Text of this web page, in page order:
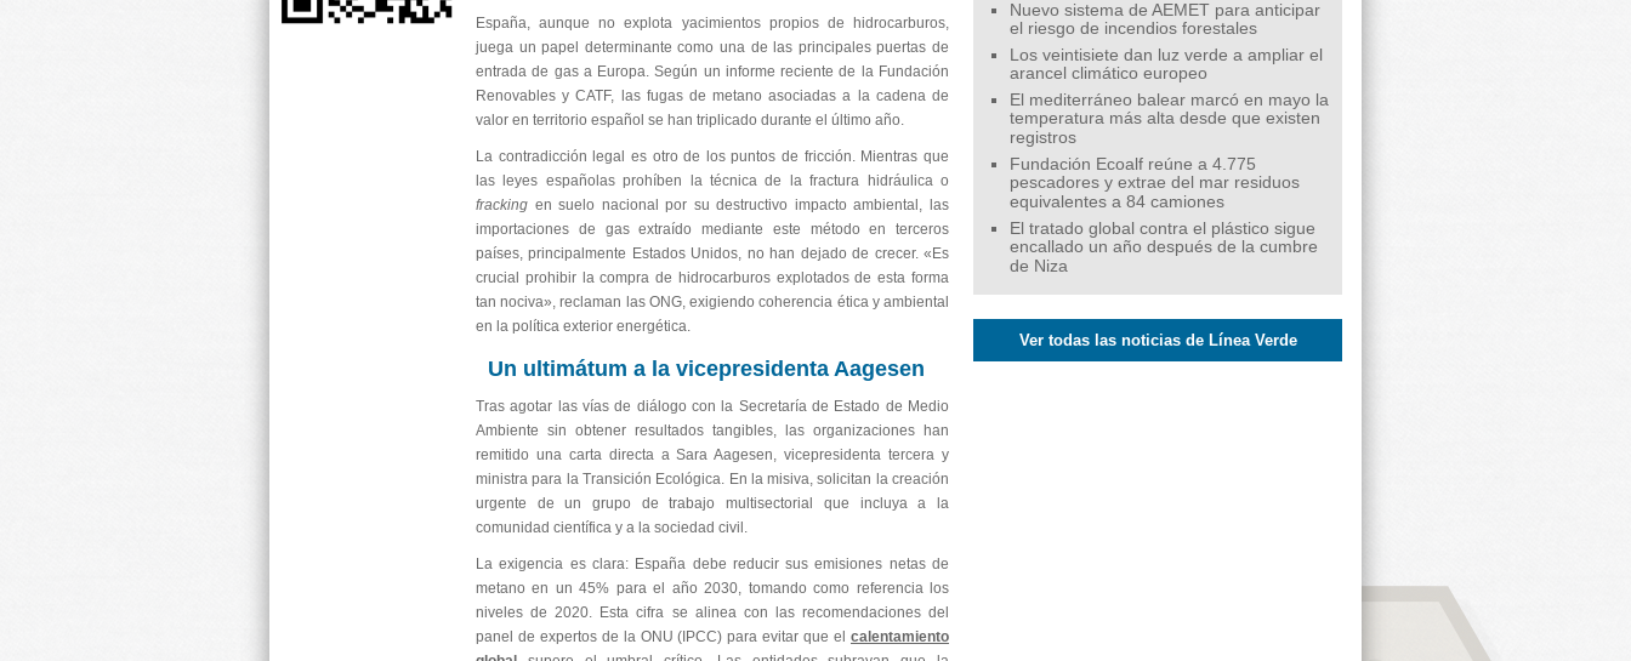
España, aunque no explota yacimientos propios de hidrocarburos,
juega un papel determinante como una de las principales puertas de
entrada de gas a Europa. Según un informe reciente de la Fundación
Renovables y CATF, las fugas de metano asociadas a la cadena de
valor en territorio español se han triplicado durante el último año.
La contradicción legal es otro de los puntos de fricción. Mientras que
las leyes españolas prohíben la técnica de la fractura hidráulica o
fracking en suelo nacional por su destructivo impacto ambiental, las
importaciones de gas extraído mediante este método en terceros
países, principalmente Estados Unidos, no han dejado de crecer. «Es
crucial prohibir la compra de hidrocarburos explotados de esta forma
tan nociva», reclaman las ONG, exigiendo coherencia ética y ambiental
en la política exterior energética.
Un ultimátum a la vicepresidenta Aagesen
Tras agotar las vías de diálogo con la Secretaría de Estado de Medio
Ambiente sin obtener resultados tangibles, las organizaciones han
remitido una carta directa a Sara Aagesen, vicepresidenta tercera y
ministra para la Transición Ecológica. En la misiva, solicitan la creación
urgente de un grupo de trabajo multisectorial que incluya a la
comunidad científica y a la sociedad civil.
La exigencia es clara: España debe reducir sus emisiones netas de
metano en un 45% para el año 2030, tomando como referencia los
niveles de 2020. Esta cifra se alinea con las recomendaciones del
panel de expertos de la ONU (IPCC) para evitar que el calentamiento
Nuevo sistema de AEMET para anticipar
el riesgo de incendios forestales
Los veintisiete dan luz verde a ampliar el
arancel climático europeo
El mediterráneo balear marcó en mayo la
temperatura más alta desde que existen
registros
Fundación Ecoalf reúne a 4.775
pescadores y extrae del mar residuos
equivalentes a 84 camiones
El tratado global contra el plástico sigue
encallado un año después de la cumbre
de Niza
Ver todas las noticias de Línea Verde